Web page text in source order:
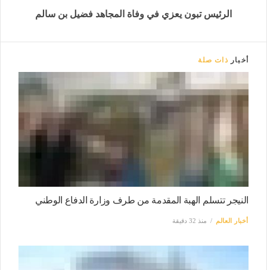
الرئيس تبون يعزي في وفاة المجاهد فضيل بن سالم
أخبار ذات صلة
النيجر تتسلم الهبة المقدمة من طرف وزارة الدفاع الوطني
أخبار العالم منذ 32 دقيقة